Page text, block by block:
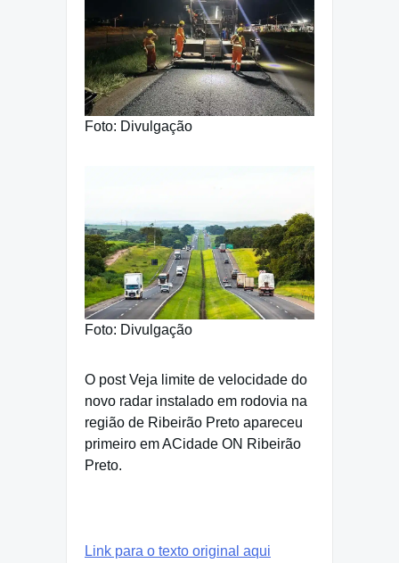
Foto: Divulgação
Foto: Divulgação
O post Veja limite de velocidade do
novo radar instalado em rodovia na
região de Ribeirão Preto apareceu
primeiro em ACidade ON Ribeirão
Preto.
Link para o texto original aqui